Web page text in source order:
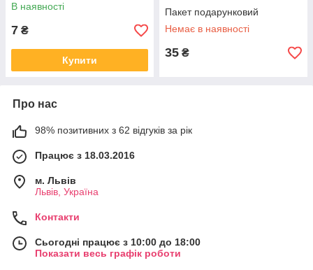
В наявності
7 ₴
Купити
Пакет подарунковий
Немає в наявності
35 ₴
Про нас
98% позитивних з 62 відгуків за рік
Працює з 18.03.2016
м. Львів
Львів, Україна
Контакти
Сьогодні працює з 10:00 до 18:00
Показати весь графік роботи